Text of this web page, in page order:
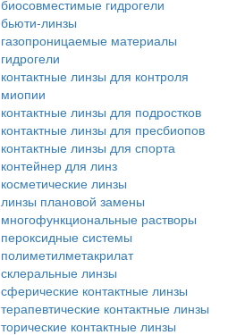
биосовместимые гидрогели
бьюти-линзы
газопроницаемые материалы
гидрогели
контактные линзы для контроля
миопии
контактные линзы для подростков
контактные линзы для пресбиопов
контактные линзы для спорта
контейнер для линз
косметические линзы
линзы плановой замены
многофункциональные растворы
пероксидные системы
полиметилметакрилат
склеральные линзы
сферические контактные линзы
терапевтические контактные линзы
торические контактные линзы